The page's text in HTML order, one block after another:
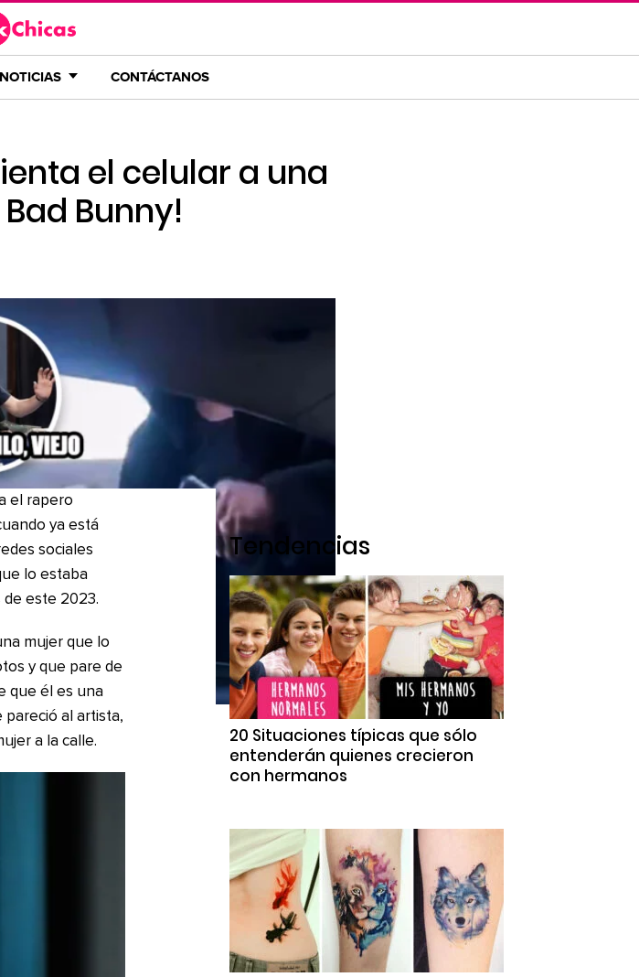
NOTICIAS CONTÁCTANOS
el celular a una
Bunny!
el rapero
ya está
sociales
lo estaba
de este 2023.
mujer que lo
y que pare de
que él es una
pareció al artista,
a la calle.
Tendencias
20 Situaciones típicas que sólo
entenderán quienes crecieron
con hermanos